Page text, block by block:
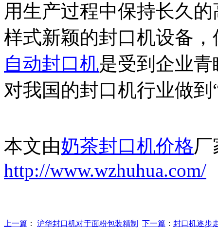
用生产过程中保持长久
样式新颖的封口机设备，
自动封口机是受到企业
对我国的封口机行业做到
本文由奶茶封口机价格
http://www.wzhuhua.com/
上一篇 ： 沪华封口机对于面粉包装精制 下一篇 ： 封口机逐步